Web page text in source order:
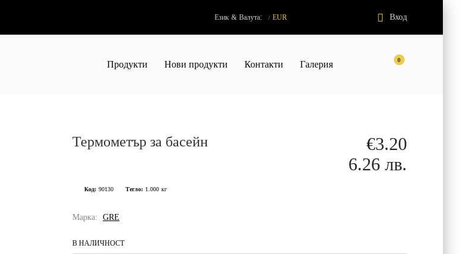
Език & Валута: / EUR Вход
0
Продукти Нови продукти Контакти Галерия
Термометър за басейн
€3.20
6.26 лв.
Код: 90130 Тегло: 1.000 кг
Марка: GRE
В НАЛИЧНОСТ